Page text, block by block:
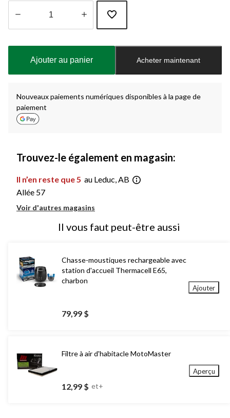
mise
à
Ajouter au panier Acheter maintenant
Nouveaux paiements numériques disponibles à la page de
paiement
Trouvez-le également en magasin:
Il n’en reste que 5 au Leduc, AB
Allée 57
Voir d'autres magasins
Il vous faut peut-être aussi
Chasse-moustiques rechargeable avec
station d'accueil Thermacell E65,
charbon
79,99 $
Ajouter
Filtre à air d'habitacle MotoMaster
12,99 $ et+
Aperçu